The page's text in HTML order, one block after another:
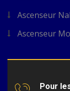
Ascenseur
Ascenseur
Pour